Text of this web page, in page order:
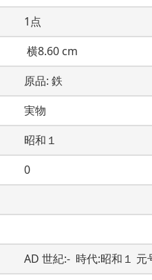
1点
横8.60 cm
原品: 鉄
実物
昭和１
0
AD 世紀:-  時代:昭和１ 元